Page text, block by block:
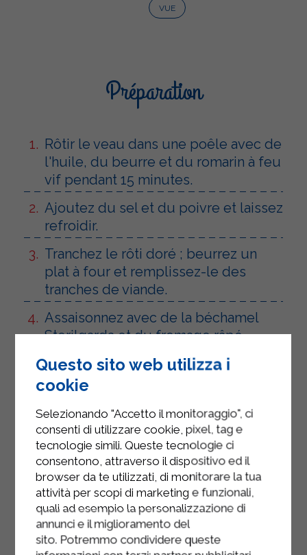
VUE
Préparation
Rôtir le veau dans une poêle avec de
l'huile, du beurre et du romarin à feu
vif pendant 15 minutes.
Ajoutez du sel et du poivre et laissez
refroidir.
Tranchez le rôti doré ; beurrez un
plat à four et remplissez-le des
tranches de viande.
Assaisonnez avec de la béchamel
Sterilgarda et du fromage râpé.
Enfournez pendant environ dix
minutes et servez.
Questo sito web utilizza i
cookie
Selezionando "Accetto il monitoraggio", ci
consenti di utilizzare cookie, pixel, tag e
tecnologie simili. Queste tecnologie ci
consentono, attraverso il dispositivo ed il
browser da te utilizzati, di monitorare la tua
attività per scopi di marketing e funzionali,
quali ad esempio la personalizzazione di
annunci e il miglioramento del
sito. Potremmo condividere queste